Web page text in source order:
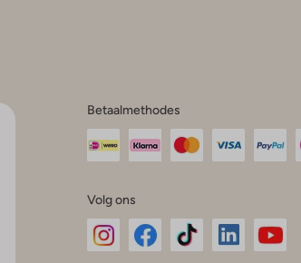
Betaalmethodes
Volg ons